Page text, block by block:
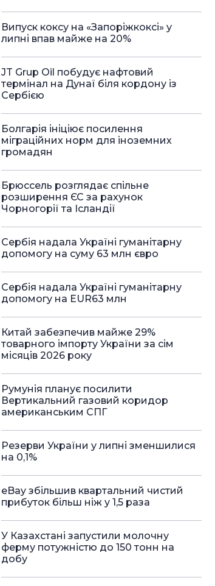
Випуск коксу на «Запоріжкоксі» у
липні впав майже на 20%
JT Grup Oil побудує нафтовий
термінал на Дунаї біля кордону із
Сербією
Болгарія ініціює посилення
міграційних норм для іноземних
громадян
Брюссель розглядає спільне
розширення ЄС за рахунок
Чорногорії та Ісландії
Сербія надала Україні гуманітарну
допомогу на суму 63 млн євро
Сербія надала Україні гуманітарну
допомогу на EUR63 млн
Китай забезпечив майже 29%
товарного імпорту України за сім
місяців 2026 року
Румунія планує посилити
Вертикальний газовий коридор
американським СПГ
Резерви України у липні зменшилися
на 0,1%
eBay збільшив квартальний чистий
прибуток більш ніж у 1,5 раза
У Казахстані запустили молочну
ферму потужністю до 150 тонн на
добу